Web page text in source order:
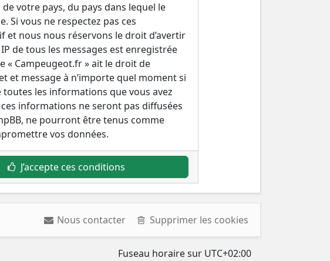
votre pays, du pays dans lequel le
Si vous ne respectez pas ces
nous nous réservons le droit d’avertir
de tous les messages est enregistrée
« Campeugeot.fr » ait le droit de
et message à n’importe quel moment si
toutes les informations que vous avez
informations ne seront pas diffusées
ne pourront être tenus comme
vos données.
J’accepte ces conditions
Nous contacter Supprimer les cookies
Fuseau horaire sur UTC+02:00